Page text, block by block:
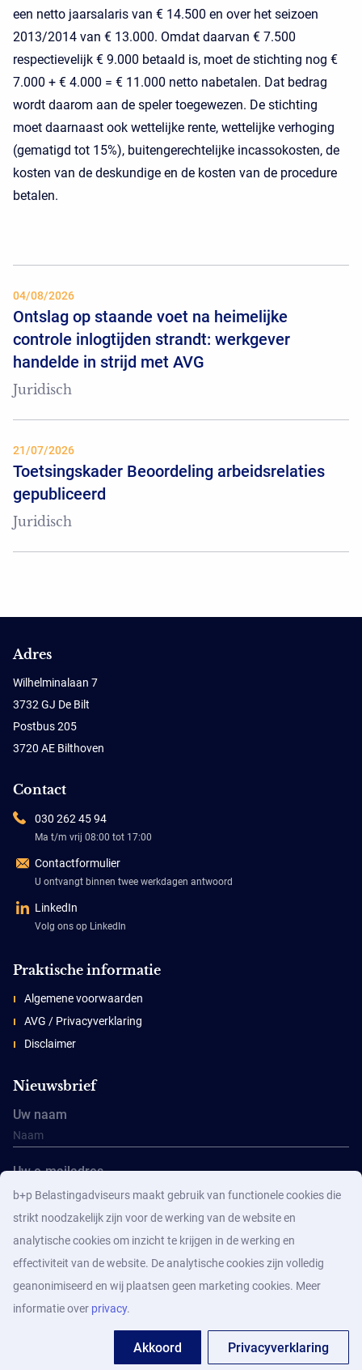
een netto jaarsalaris van € 14.500 en over het seizoen
2013/2014 van € 13.000. Omdat daarvan € 7.500
respectievelijk € 9.000 betaald is, moet de stichting nog €
7.000 + € 4.000 = € 11.000 netto nabetalen. Dat bedrag
wordt daarom aan de speler toegewezen. De stichting
moet daarnaast ook wettelijke rente, wettelijke verhoging
(gematigd tot 15%), buitengerechtelijke incassokosten, de
kosten van de deskundige en de kosten van de procedure
betalen.
04/08/2026
Ontslag op staande voet na heimelijke
controle inlogtijden strandt: werkgever
handelde in strijd met AVG
Juridisch
21/07/2026
Toetsingskader Beoordeling arbeidsrelaties
gepubliceerd
Juridisch
Adres
Wilhelminalaan 7
3732 GJ De Bilt
Postbus 205
3720 AE Bilthoven
Contact
030 262 45 94
Ma t/m vrij 08:00 tot 17:00
Contactformulier
U ontvangt binnen twee werkdagen antwoord
LinkedIn
Volg ons op LinkedIn
Praktische informatie
Algemene voorwaarden
AVG / Privacyverklaring
Disclaimer
Nieuwsbrief
Uw naam
Uw e-mailadres
Aanmelden
b+p Belastingadviseurs maakt gebruik van functionele cookies die
strikt noodzakelijk zijn voor de werking van de website en
analytische cookies om inzicht te krijgen in de werking en
effectiviteit van de website. De analytische cookies zijn volledig
geanonimiseerd en wij plaatsen geen marketing cookies. Meer
informatie over privacy.
Akkoord Privacyverklaring